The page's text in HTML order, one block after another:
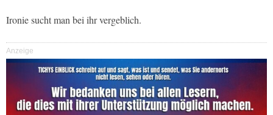
Ironie sucht man bei ihr vergeblich.
Anzeige